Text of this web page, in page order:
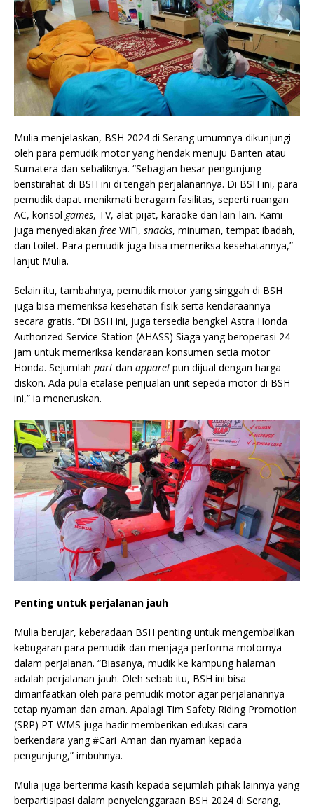
Mulia menjelaskan, BSH 2024 di Serang umumnya dikunjungi
oleh para pemudik motor yang hendak menuju Banten atau
Sumatera dan sebaliknya. “Sebagian besar pengunjung
beristirahat di BSH ini di tengah perjalanannya. Di BSH ini, para
pemudik dapat menikmati beragam fasilitas, seperti ruangan
AC, konsol games, TV, alat pijat, karaoke dan lain-lain. Kami
juga menyediakan free WiFi, snacks, minuman, tempat ibadah,
dan toilet. Para pemudik juga bisa memeriksa kesehatannya,”
lanjut Mulia.
Selain itu, tambahnya, pemudik motor yang singgah di BSH
juga bisa memeriksa kesehatan fisik serta kendaraannya
secara gratis. “Di BSH ini, juga tersedia bengkel Astra Honda
Authorized Service Station (AHASS) Siaga yang beroperasi 24
jam untuk memeriksa kendaraan konsumen setia motor
Honda. Sejumlah part dan apparel pun dijual dengan harga
diskon. Ada pula etalase penjualan unit sepeda motor di BSH
ini,” ia meneruskan.
Penting untuk perjalanan jauh
Mulia berujar, keberadaan BSH penting untuk mengembalikan
kebugaran para pemudik dan menjaga performa motornya
dalam perjalanan. “Biasanya, mudik ke kampung halaman
adalah perjalanan jauh. Oleh sebab itu, BSH ini bisa
dimanfaatkan oleh para pemudik motor agar perjalanannya
tetap nyaman dan aman. Apalagi Tim Safety Riding Promotion
(SRP) PT WMS juga hadir memberikan edukasi cara
berkendara yang #Cari_Aman dan nyaman kepada
pengunjung,” imbuhnya.
Mulia juga berterima kasih kepada sejumlah pihak lainnya yang
berpartisipasi dalam penyelenggaraan BSH 2024 di Serang,